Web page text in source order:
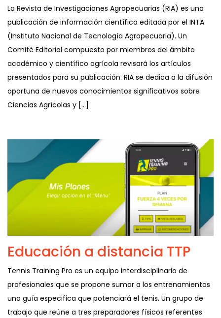
La Revista de Investigaciones Agropecuarias (RIA) es una
publicación de información científica editada por el INTA
(Instituto Nacional de Tecnología Agropecuaria). Un
Comité Editorial compuesto por miembros del ámbito
académico y científico agrícola revisará los artículos
presentados para su publicación. RIA se dedica a la difusión
oportuna de nuevos conocimientos significativos sobre
Ciencias Agrícolas y […]
Educación a distancia TTP
Tennis Training Pro es un equipo interdisciplinario de
profesionales que se propone sumar a los entrenamientos
una guía especifica que potenciará el tenis. Un grupo de
trabajo que reúne a tres preparadores físicos referentes